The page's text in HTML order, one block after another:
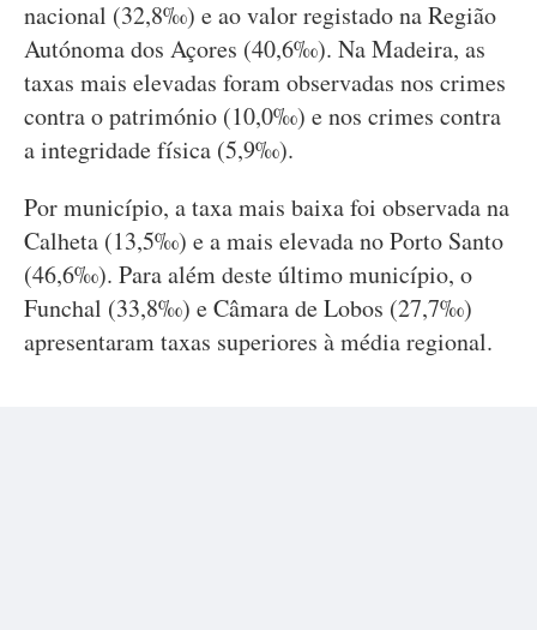
nacional (32,8‰) e ao valor registado na Região
Autónoma dos Açores (40,6‰). Na Madeira, as
taxas mais elevadas foram observadas nos crimes
contra o património (10,0‰) e nos crimes contra
a integridade física (5,9‰).
Por município, a taxa mais baixa foi observada na
Calheta (13,5‰) e a mais elevada no Porto Santo
(46,6‰). Para além deste último município, o
Funchal (33,8‰) e Câmara de Lobos (27,7‰)
apresentaram taxas superiores à média regional.